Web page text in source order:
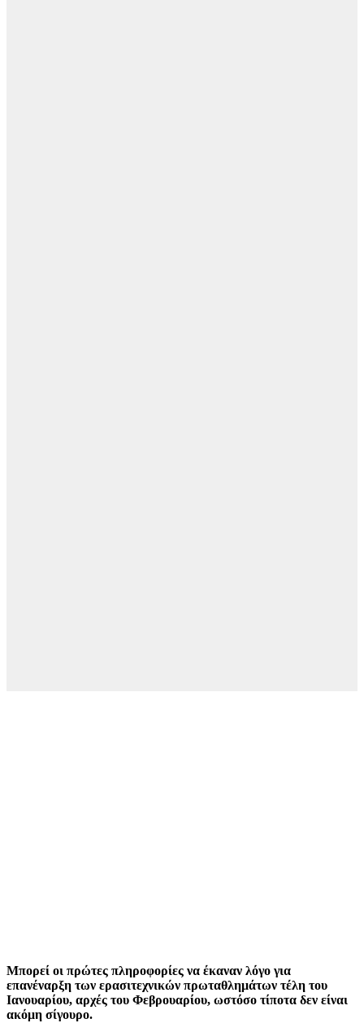
Μπορεί οι πρώτες πληροφορίες να έκαναν λόγο για
επανέναρξη των ερασιτεχνικών πρωταθλημάτων τέλη του
Ιανουαρίου, αρχές του Φεβρουαρίου, ωστόσο τίποτα δεν είναι
ακόμη σίγουρο.